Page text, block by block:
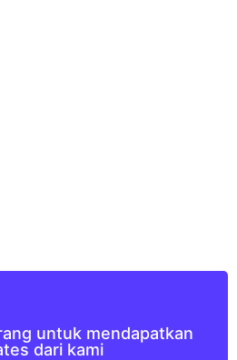
untuk mendapatkan
dari kami